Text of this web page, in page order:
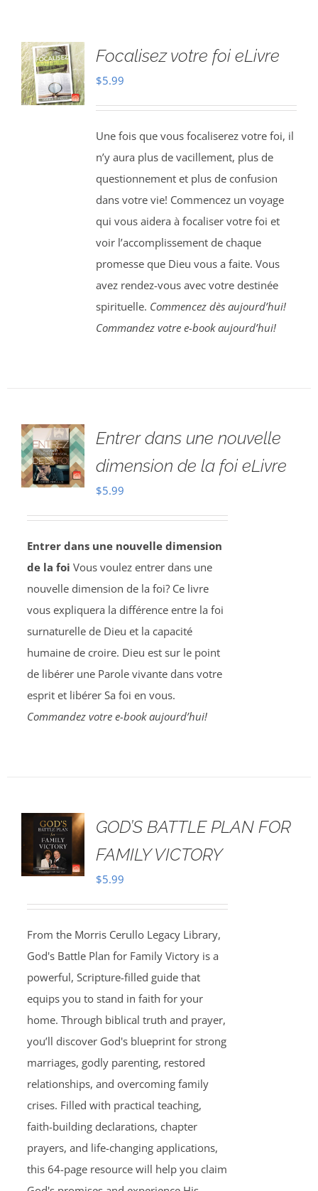
Focalisez votre foi eLivre
$5.99
Une fois que vous focaliserez votre foi, il
n’y aura plus de vacillement, plus de
questionnement et plus de confusion
dans votre vie! Commencez un voyage
qui vous aidera à focaliser votre foi et
voir l’accomplissement de chaque
promesse que Dieu vous a faite. Vous
avez rendez-vous avec votre destinée
spirituelle. Commencez dès aujourd’hui!
Commandez votre e-book aujourd’hui!
Entrer dans une nouvelle
dimension de la foi eLivre
$5.99
Entrer dans une nouvelle dimension
de la foi Vous voulez entrer dans une
nouvelle dimension de la foi? Ce livre
vous expliquera la différence entre la foi
surnaturelle de Dieu et la capacité
humaine de croire. Dieu est sur le point
de libérer une Parole vivante dans votre
esprit et libérer Sa foi en vous.
Commandez votre e-book aujourd’hui!
GOD’S BATTLE PLAN FOR
FAMILY VICTORY
$5.99
From the Morris Cerullo Legacy Library,
God's Battle Plan for Family Victory is a
powerful, Scripture-filled guide that
equips you to stand in faith for your
home. Through biblical truth and prayer,
you’ll discover God's blueprint for strong
marriages, godly parenting, restored
relationships, and overcoming family
crises. Filled with practical teaching,
faith-building declarations, chapter
prayers, and life-changing applications,
this 64-page resource will help you claim